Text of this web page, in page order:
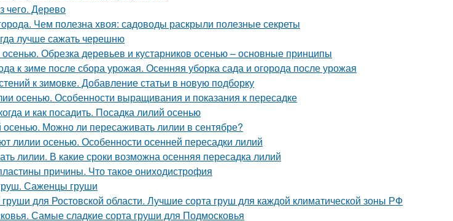
Дерево
Чем полезна хвоя: садоводы раскрыли полезные секреты
лучше сажать черешню
осенью. Обрезка деревьев и кустарников осенью – основные принципы
к зиме после сбора урожая. Осенняя уборка сада и огорода после урожая
к зимовке. Добавление статьи в новую подборку
осенью. Особенности выращивания и показания к пересадке
и как посадить. Посадка лилий осенью
Можно ли пересаживать лилии в сентябре?
лилии осенью. Особенности осенней пересадки лилий
лилии. В какие сроки возможна осенняя пересадка лилий
причины. Что такое ониходистрофия
Саженцы груши
для Ростовской области. Лучшие сорта груш для каждой климатической зоны РФ
Самые сладкие сорта груши для Подмосковья